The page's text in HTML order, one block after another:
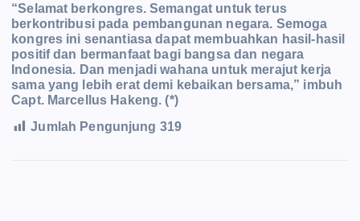
“Selamat berkongres. Semangat untuk terus
berkontribusi pada pembangunan negara. Semoga
kongres ini senantiasa dapat membuahkan hasil-hasil
positif dan bermanfaat bagi bangsa dan negara
Indonesia. Dan menjadi wahana untuk merajut kerja
sama yang lebih erat demi kebaikan bersama,” imbuh
Capt. Marcellus Hakeng. (*)
Jumlah Pengunjung 319